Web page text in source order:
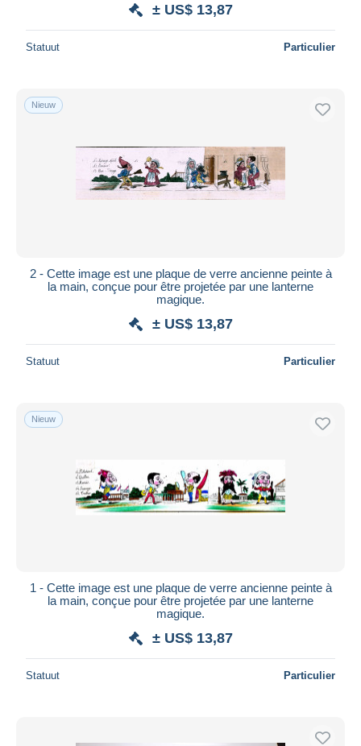
± US$ 13,87
Statuut Particulier
Nieuw
2 - Cette image est une plaque de verre ancienne peinte à
la main, conçue pour être projetée par une lanterne
magique.
± US$ 13,87
Statuut Particulier
Nieuw
1 - Cette image est une plaque de verre ancienne peinte à
la main, conçue pour être projetée par une lanterne
magique.
± US$ 13,87
Statuut Particulier